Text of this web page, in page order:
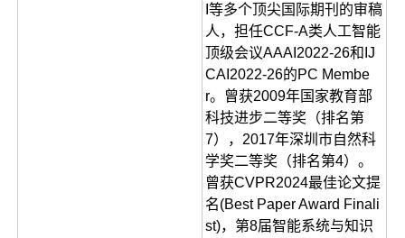
I等多个顶尖国际期刊的审稿
人，担任CCF-A类人工智能
顶级会议AAAI2022-26和IJ
CAI2022-26的PC Membe
r。曾获2009年国家教育部
科技进步二等奖（排名第
7），2017年深圳市自然科
学奖二等奖（排名第4）。
曾获CVPR2024最佳论文提
名(Best Paper Award Finali
st)，第8届智能系统与知识